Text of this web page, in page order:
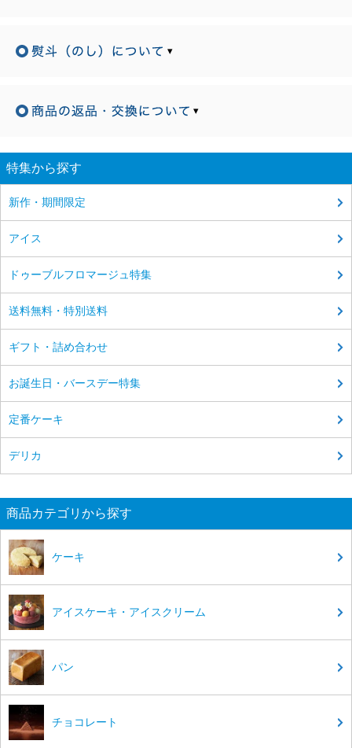
▾
▾
特集から探す
新作・期間限定
アイス
ドゥーブルフロマージュ特集
送料無料・特別送料
ギフト・詰め合わせ
お誕生日・バースデー特集
定番ケーキ
デリカ
商品カテゴリから探す
ケーキ
アイスケーキ・アイスクリーム
パン
チョコレート